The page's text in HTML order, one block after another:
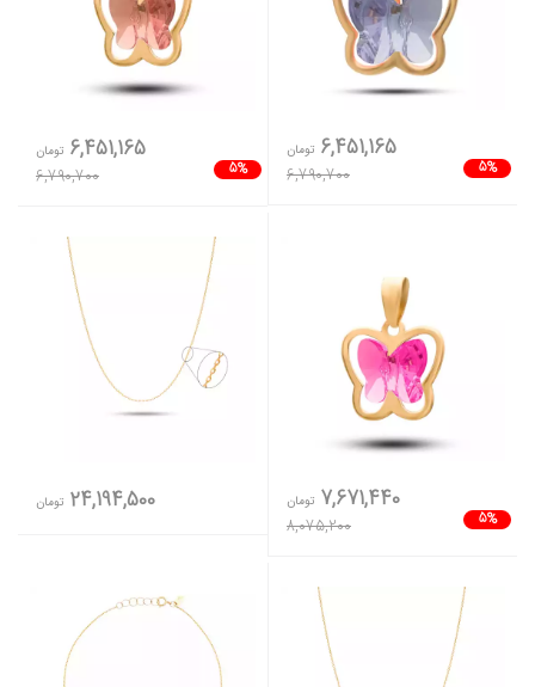
5%
6,451,165 تومان
6,790,700
5%
6,451,165 تومان
6,790,700
5%
7,671,440 تومان
8,075,200
24,194,500 تومان